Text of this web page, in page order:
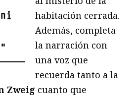
"
habitación cerrada.
Además, completa
la narración con
una voz que
recuerda tanto a la
Zweig cuanto que